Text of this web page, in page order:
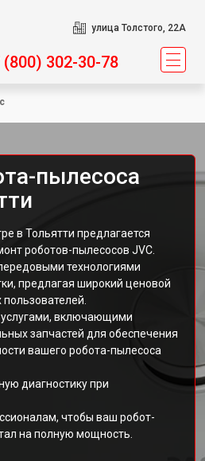
улица Толстого, 22А
(800) 302-30-78
пылесоса
в Тольятти предлагается
роботов-пылесосов JVC.
технологиями
предлагая широкий ценовой
включающими
запчастей для обеспечения
вашего робота-пылесоса
диагностику при
чтобы ваш робот-
на полную мощность.